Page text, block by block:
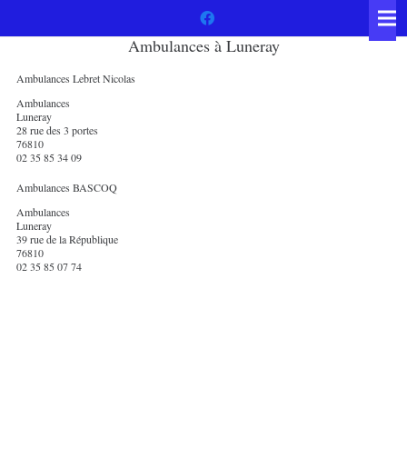
Ambulances à Luneray
Ambulances Lebret Nicolas
Ambulances
Luneray
28 rue des 3 portes
76810
02 35 85 34 09
Ambulances BASCOQ
Ambulances
Luneray
39 rue de la République
76810
02 35 85 07 74